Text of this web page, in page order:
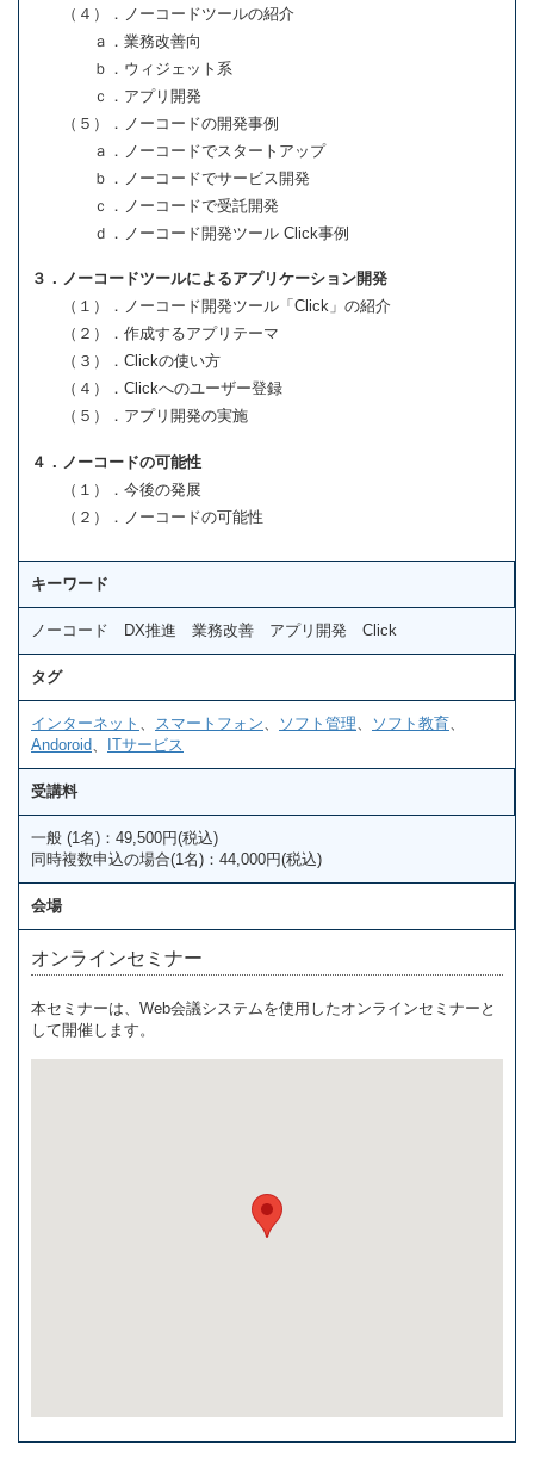
（４）．ノーコードツールの紹介
ａ．業務改善向
ｂ．ウィジェット系
ｃ．アプリ開発
（５）．ノーコードの開発事例
ａ．ノーコードでスタートアップ
ｂ．ノーコードでサービス開発
ｃ．ノーコードで受託開発
ｄ．ノーコード開発ツール Click事例
３．ノーコードツールによるアプリケーション開発
（１）．ノーコード開発ツール「Click」の紹介
（２）．作成するアプリテーマ
（３）．Clickの使い方
（４）．Clickへのユーザー登録
（５）．アプリ開発の実施
４．ノーコードの可能性
（１）．今後の発展
（２）．ノーコードの可能性
キーワード
ノーコード DX推進 業務改善 アプリ開発 Click
タグ
インターネット スマートフォン ソフト管理 ソフト教育
Andoroid
ITサービス
受講料
一般 (1名)：49,500円(税込)
同時複数申込の場合(1名)：44,000円(税込)
会場
オンラインセミナー
本セミナーは、Web会議システムを使用したオンラインセミナーと
して開催します。